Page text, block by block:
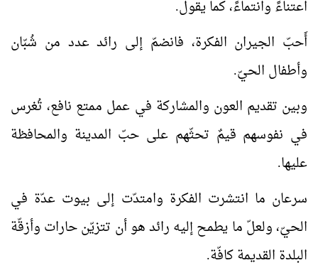
اعتناءً وانتماءً، كما يقول.
أَحبّ الجيران الفكرة، فانضمّ إلى رائد عدد من شُبّان
وأطفال الحيّ.
وبين تقديم العون والمشاركة في عمل ممتع نافع، تُغرس
في نفوسهم قيمٌ تحثّهم على حبّ المدينة والمحافظة
عليها.
سرعان ما انتشرت الفكرة وامتدّت إلى بيوت عدّة في
الحيّ، ولعلّ ما يطمح إليه رائد هو أن تتزيّن حارات وأزقّة
البلدة القديمة كافّة.